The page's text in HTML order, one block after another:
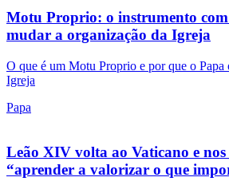
Motu Proprio: o instrumento
mudar a organização da Igreja
O que é um Motu Proprio e por que o Papa
Igreja
Papa
Leão XIV volta ao Vaticano e
“aprender a valorizar o que